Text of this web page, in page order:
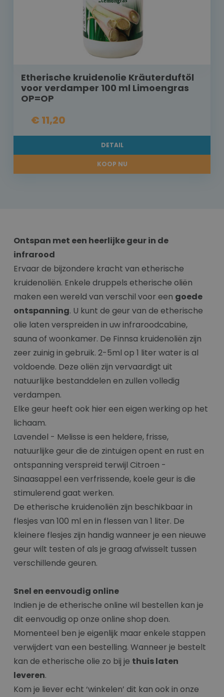
Etherische kruidenolie Kräuterduftöl
voor verdamper 100 ml Limoengras
OP=OP
€ 11,20
DETAIL
KOOP NU
Ontspan met een heerlijke geur in de
infrarood
Ervaar de bijzondere kracht van etherische
kruidenoliën. Enkele druppels etherische oliën
maken een wereld van verschil voor een goede
ontspanning. U kunt de geur van de etherische
olie laten verspreiden in uw infraroodcabine,
sauna of woonkamer. De Finnsa kruidenoliën zijn
zeer zuinig in gebruik. 2-5ml op 1 liter water is al
voldoende. Deze oliën zijn vervaardigt uit
natuurlijke bestanddelen en zullen volledig
verdampen.
Elke geur heeft ook hier een eigen werking op het
lichaam.
Lavendel - Melisse is een heldere, frisse,
natuurlijke geur die de zintuigen opent en rust en
ontspanning verspreid terwijl Citroen -
Sinaasappel een verfrissende, koele geur is die
stimulerend gaat werken.
De etherische kruidenoliën zijn beschikbaar in
flesjes van 100 ml en in flessen van 1 liter. De
kleinere flesjes zijn handig wanneer je een nieuwe
geur wilt testen of als je graag afwisselt tussen
verschillende geuren.
Snel en eenvoudig online
Indien je de etherische online wil bestellen kan je
dit eenvoudig op onze online shop doen.
Momenteel ben je eigenlijk maar enkele stappen
verwijdert van een bestelling. Wanneer je bestelt
kan de etherische olie zo bij je thuis laten
leveren.
Kom je liever echt ‘winkelen’ dit kan ook in onze